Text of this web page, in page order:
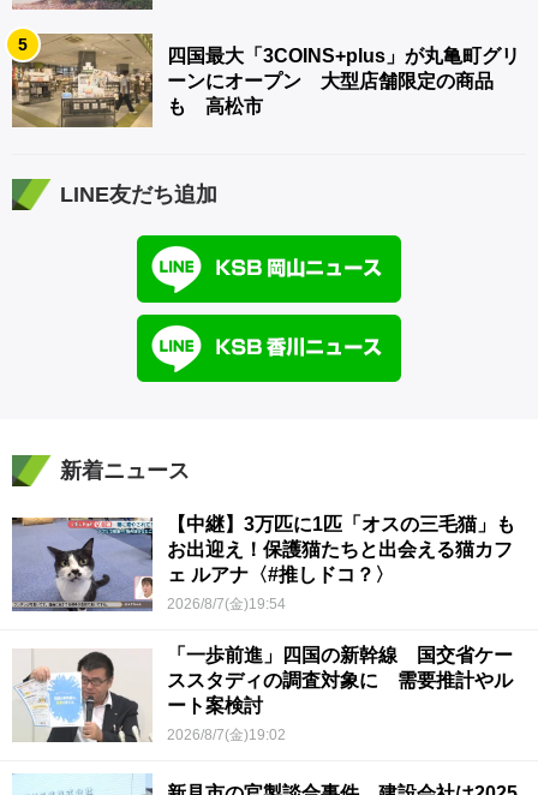
5
四国最大「3COINS+plus」が丸亀町グリ
ーンにオープン 大型店舗限定の商品
も 高松市
LINE友だち追加
新着ニュース
【中継】3万匹に1匹「オスの三毛猫」も
お出迎え！保護猫たちと出会える猫カフ
ェ ルアナ〈#推しドコ？〉
2026/8/7(金)19:54
「一歩前進」四国の新幹線 国交省ケー
ススタディの調査対象に 需要推計やル
ート案検討
2026/8/7(金)19:02